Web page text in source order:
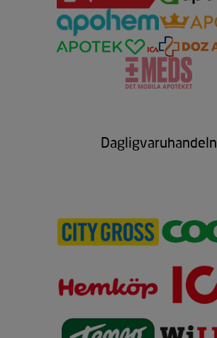
Dagligvaruhandeln